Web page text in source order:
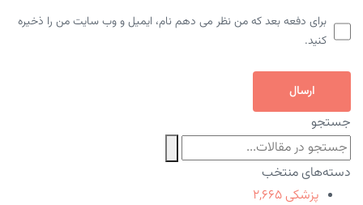
برای دفعه بعد که من نظر می دهم نام، ایمیل و وب سایت من را ذخیره
کنید.
ارسال
جستجو
دسته‌های منتخب
پزشکی ۲,۶۶۵